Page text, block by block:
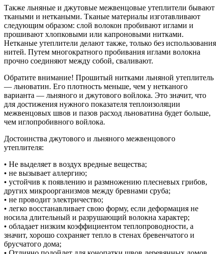
Также льняные и джутовые межвенцовые утеплители бывают
ткаными и неткаными. Тканые материалы изготавливают
следующим образом: слой волокон пробивают иглами и
прошивают хлопковыми или капроновыми нитками.
Нетканые утеплители делают также, только без использования
нитей. Путем многократного пробивания иглами волокна
прочно соединяют между собой, сваливают.
Обратите внимание! Прошитый нитками льняной утеплитель
— льноватин. Его плотность меньше, чем у нетканого
варианта — льняного и джутового войлока. Это значит, что
для достижения нужного показателя теплоизоляции
межвенцовых швов и пазов расход льноватина будет больше,
чем иглопробивного войлока.
Достоинства джутового и льняного межвенцового
утеплителя:
• Не выделяет в воздух вредные вещества;
• не вызывает аллергию;
• устойчив к появлению и размножению плесневых грибов,
других микроорганизмов между бревнами сруба;
• не проводит электричество;
• легко восстанавливает свою форму, если деформация не
носила длительный и разрушающий волокна характер;
• обладает низким коэффициентом теплопроводности, а
значит, хорошо сохраняет тепло в стенах бревенчатого и
брусчатого дома;